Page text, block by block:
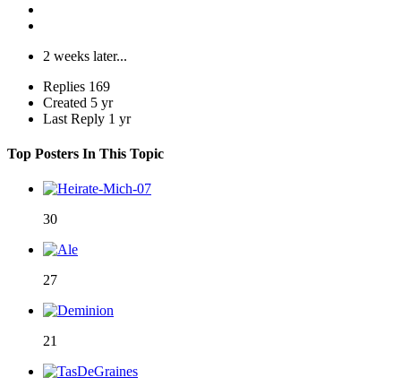
2 weeks later...
Replies 169
Created 5 yr
Last Reply 1 yr
Top Posters In This Topic
30
27
21